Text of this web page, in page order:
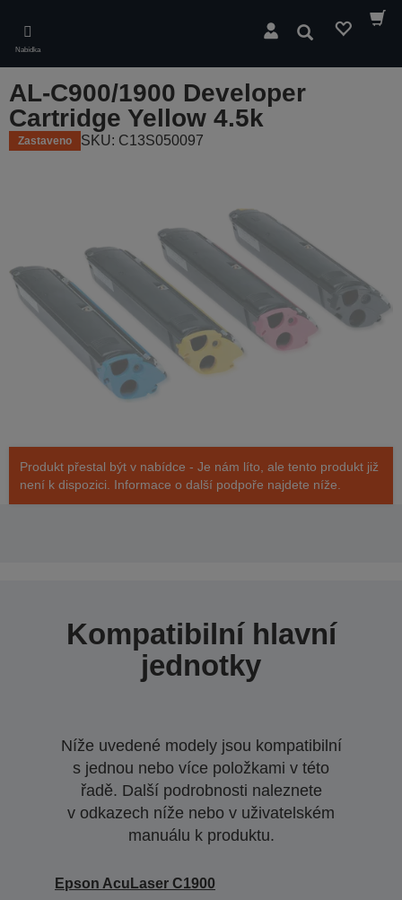
main
content
Nabídka
Hledat
AL-C900/1900 Developer
Cartridge Yellow 4.5k
Zastaveno SKU: C13S050097
Produkt přestal být v nabídce - Je nám líto, ale tento produkt již
není k dispozici. Informace o další podpoře najdete níže.
Kompatibilní hlavní
jednotky
Níže uvedené modely jsou kompatibilní
s jednou nebo více položkami v této
řadě. Další podrobnosti naleznete
v odkazech níže nebo v uživatelském
manuálu k produktu.
Epson AcuLaser C1900